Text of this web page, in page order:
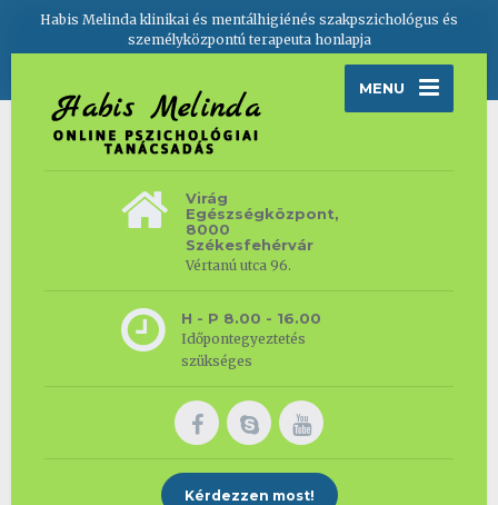
Habis Melinda klinikai és mentálhigiénés szakpszichológus és
személyközpontú terapeuta honlapja
MENU
Virág
Egészségközpont,
8000
Székesfehérvár
Vértanú utca 96.
H - P 8.00 - 16.00
Időpontegyeztetés
szükséges
Kérdezzen most!